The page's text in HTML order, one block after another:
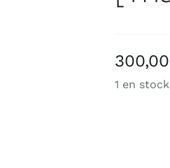
300,00
1 en stock